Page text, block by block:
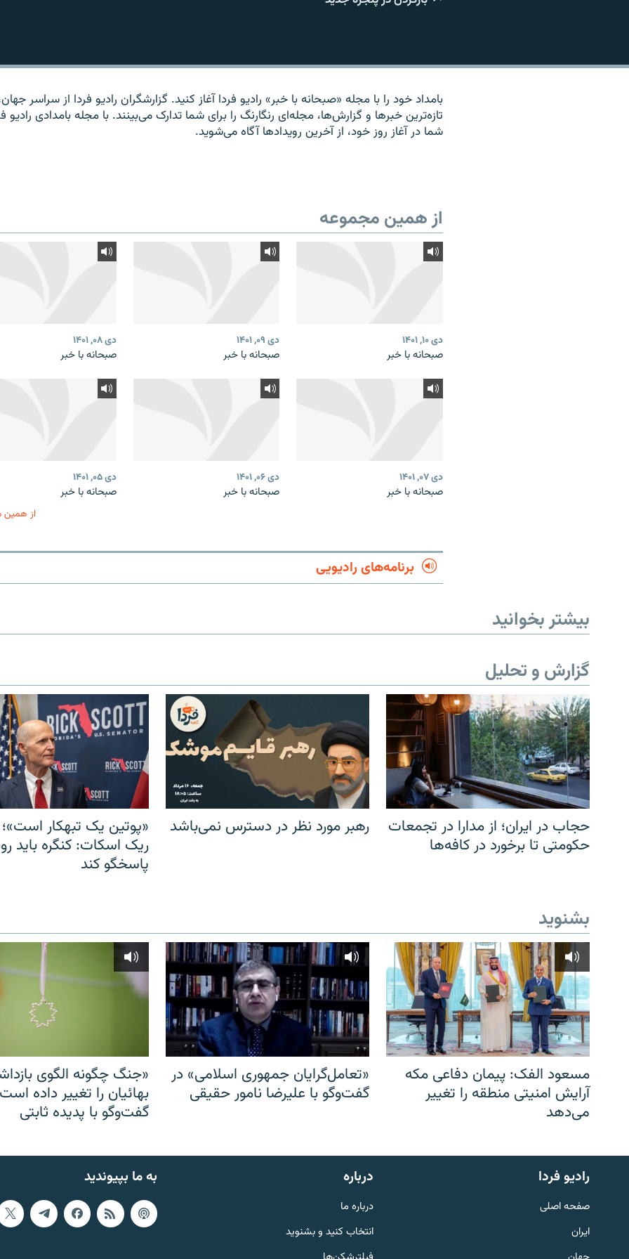
English
به ما بپیوندید
بامداد خود را با مجله «صبحانه با خبر» راديو فردا آغاز کنيد. گزارشگران راديو فردا از سراسر
تازه‌ترين خبرها و گزارش‌ها، مجله‌ای رنگارنگ را برای شما تدارک می‌بينند. با مجله بامدادی راديو
شما در آغاز روز خود، از آخرين رويدادها آگاه می‌شويد.
از همین مجموعه
دی ۱۰, ۱۴۰۱
صبحانه با خبر
دی ۰۹, ۱۴۰۱
صبحانه با خبر
دی ۰۸, ۱۴۰۱
صبحانه با خبر
دی ۰۷, ۱۴۰۱
صبحانه با خبر
دی ۰۶, ۱۴۰۱
صبحانه با خبر
دی ۰۵, ۱۴۰۱
صبحانه با خبر
از همین
برنامه‌های رادیویی
بیشتر بخوانید
گزارش و تحلیل
حجاب در ایران؛ از مدارا در تجمعات
حکومتی تا برخورد در کافه‌ها
رهبر مورد نظر در دسترس نمی‌باشد
«پوتین یک تبهکار است»؛
ریک اسکات: کنگره باید
پاسخگو کند
بشنوید
مسعود الفک: پیمان دفاعی مکه
آرایش امنیتی منطقه را تغییر
می‌دهد
«تعامل‌گرایان جمهوری اسلامی» در
گفت‌وگو با علیرضا نامور حقیقی
«جنگ چگونه الگوی
بهائیان را تغییر داده
گفت‌وگو با پدیده ثابتی
به ما بپیوندید رادیو فردا
صفحه اصلی
ایران
درباره
درباره ما
انتخاب کنید و بشنوید